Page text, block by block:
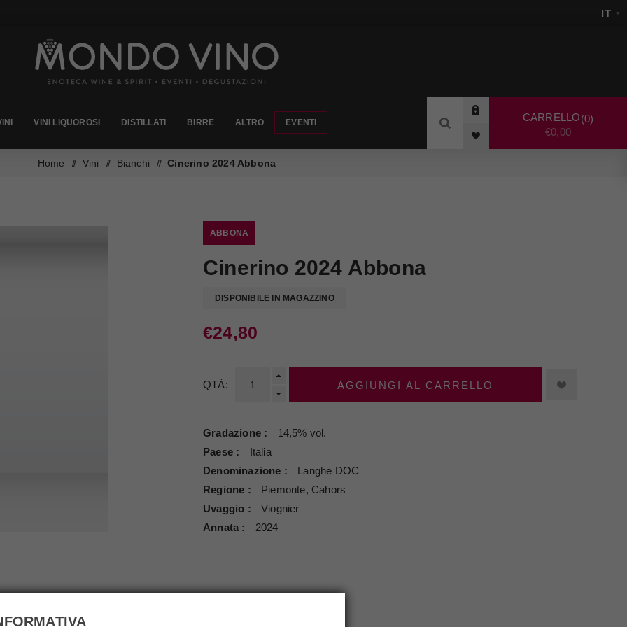
VINI LIQUOROSI DISTILLATI BIRRE ALTRO EVENTI CARRELLO 0
€0,00
Home / Vini / Bianchi / Cinerino 2024 Abbona
ABBONA
Cinerino 2024 Abbona
DISPONIBILE IN MAGAZZINO
€24,80
QTÀ: AGGIUNGI AL CARRELLO
Gradazione
14,5% vol.
Paese
Italia
Denominazione
Langhe DOC
Regione
Piemonte, Cahors
Uvaggio
Viognier
Annata
2024